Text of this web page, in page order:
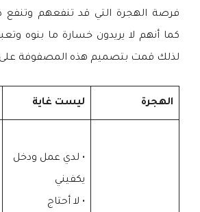
فرصة الهجرة التي قد تنفعهم وتنفع
كما أنهم لا يريدون خسارة ما بنوه
لذلك قمت بتصميم هذه المصفوفة على
الهجرة ليست غاية
• لدي عمل ودخل
يكفيني
• لا أحتاج